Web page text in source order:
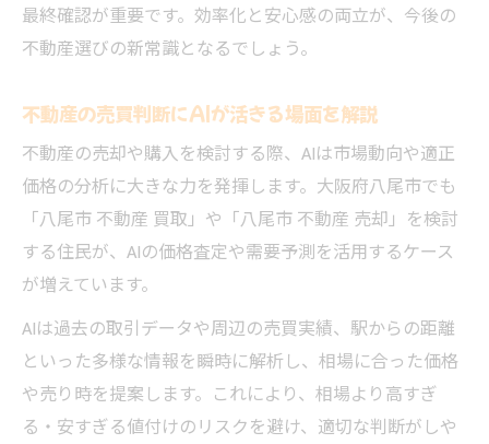
最終確認が重要です。効率化と安心感の両立が、今後の
不動産選びの新常識となるでしょう。
不動産の売買判断にAIが活きる場面を解説
不動産の売却や購入を検討する際、AIは市場動向や適正
価格の分析に大きな力を発揮します。大阪府八尾市でも
「八尾市 不動産 買取」や「八尾市 不動産 売却」を検討
する住民が、AIの価格査定や需要予測を活用するケース
が増えています。
AIは過去の取引データや周辺の売買実績、駅からの距離
といった多様な情報を瞬時に解析し、相場に合った価格
や売り時を提案します。これにより、相場より高すぎ
る・安すぎる値付けのリスクを避け、適切な判断がしや